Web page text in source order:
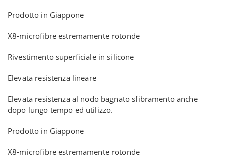
Prodotto in Giappone
X8-microfibre estremamente rotonde
Rivestimento superficiale in silicone
Elevata resistenza lineare
Elevata resistenza al nodo bagnato sfibramento anche
dopo lungo tempo ed utilizzo.
Prodotto in Giappone
X8-microfibre estremamente rotonde